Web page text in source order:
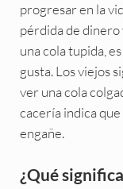
progresar en la
pérdida de dinero
una cola tupida,
gusta. Los viejos
ver una cola
cacería indica
engañe.
¿Qué